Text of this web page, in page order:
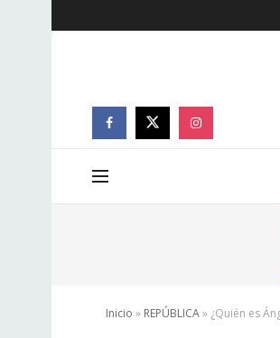
Inicio » REPÚBLICA» ¿Quién es